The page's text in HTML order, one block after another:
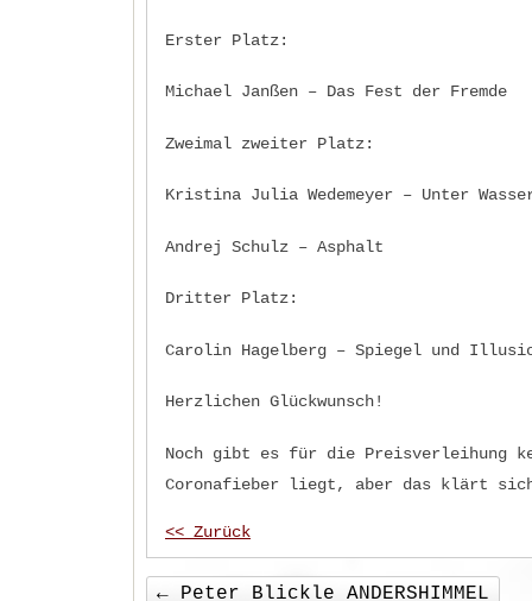
Erster Platz:
Michael Janßen – Das Fest der Fremde
Zweimal zweiter Platz:
Kristina Julia Wedemeyer – Unter
Andrej Schulz – Asphalt
Dritter Platz:
Carolin Hagelberg – Spiegel und
Herzlichen Glückwunsch!
Noch gibt es für die Preisverleihung
Coronafieber liegt, aber das klärt
<< Zurück
← Peter Blickle ANDERSHIMMEL